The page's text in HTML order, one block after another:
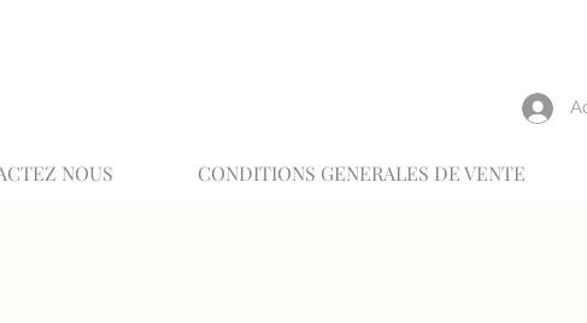
NOUS CONDITIONS GENERALES DE VENTE